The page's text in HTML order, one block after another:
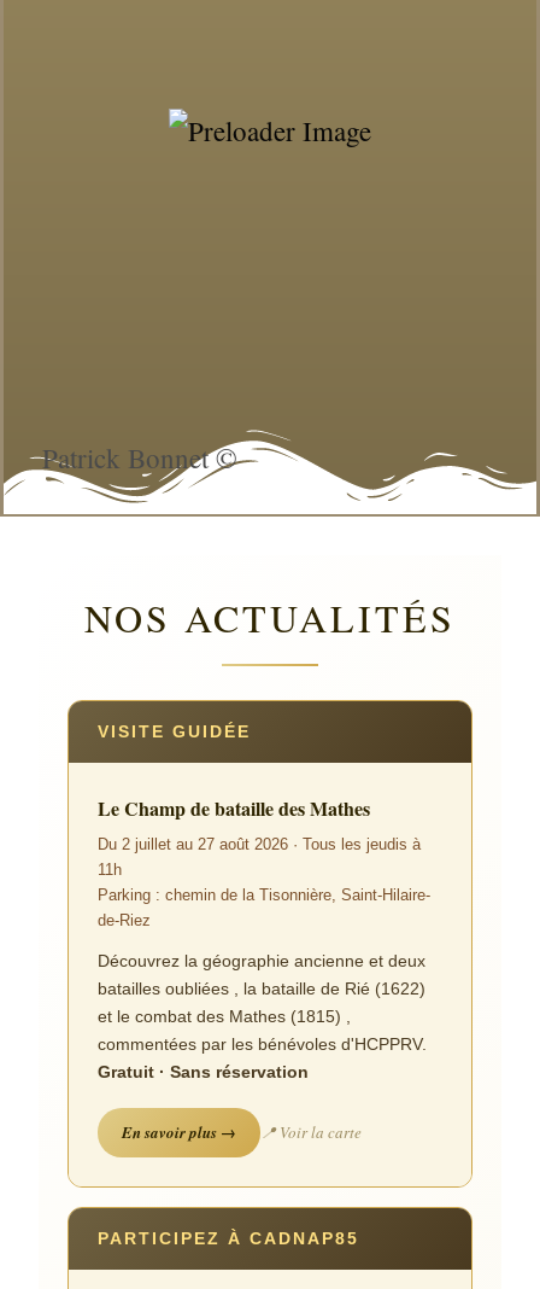
Patrick Bonnet ©
NOS ACTUALITÉS
VISITE GUIDÉE
Le Champ de bataille des Mathes
Du 2 juillet au 27 août 2026 · Tous les jeudis à
11h
Parking : chemin de la Tisonnière, Saint-Hilaire-
de-Riez
Découvrez la géographie ancienne et deux
batailles oubliées , la bataille de Rié (1622)
et le combat des Mathes (1815) ,
commentées par les bénévoles d'HCPPRV.
Gratuit · Sans réservation
En savoir plus → 📍 Voir la carte
PARTICIPEZ À CADNAP85